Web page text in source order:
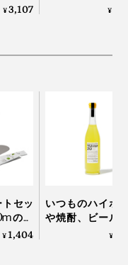
、漆の
¥3,107
OK、見る角度で
¥
トセッ
の静
で育っ
¥1,404
いつものハイボ
や焼酎、ビール
茶に入れるだけ
¥